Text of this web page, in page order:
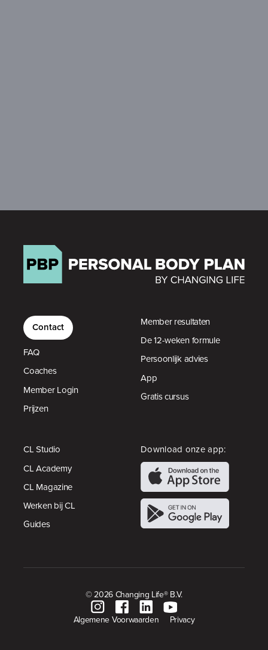
Contact
FAQ
Coaches
Member Login
Prijzen
Member resultaten
De 12-weken formule
Persoonlijk advies
App
Gratis cursus
CL Studio
CL Academy
CL Magazine
Werken bij CL
Guides
Download onze app:
© 2026 Changing Life® B.V.
Algemene Voorwaarden Privacy